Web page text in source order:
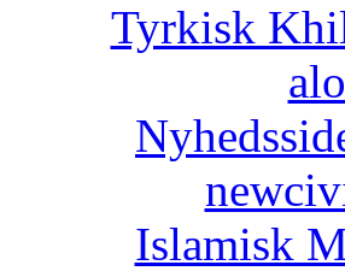
Tyrkisk
Islamisk